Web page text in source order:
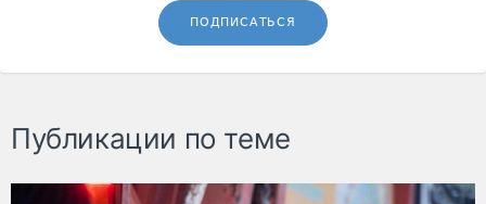
ПОДПИСАТЬСЯ
Публикации по теме